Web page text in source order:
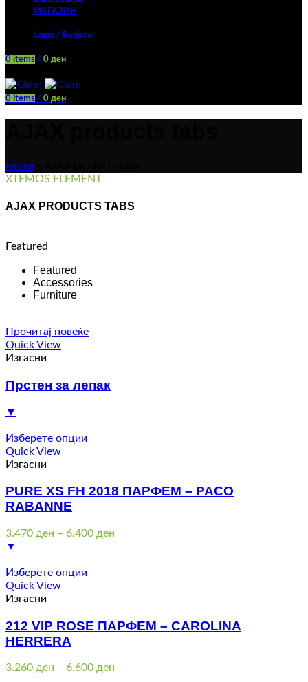
МАГАЗИН
Login / Register
0 items / 0 ден
0 items / 0 ден
Home
XTEMOS ELEMENT
AJAX PRODUCTS TABS
Featured
Featured
Accessories
Furniture
Прочитај повеќе
Quick View
Изгасни
Прстен за лепак
▼
Изберете опции
Quick View
Изгасни
PURE XS FH 2018 ПАРФЕМ – PACO
RABANNE
3.470 ден – 6.400 ден
▼
Изберете опции
Quick View
Изгасни
212 VIP ROSE ПАРФЕМ – CAROLINA
HERRERA
3.260 ден – 6.600 ден